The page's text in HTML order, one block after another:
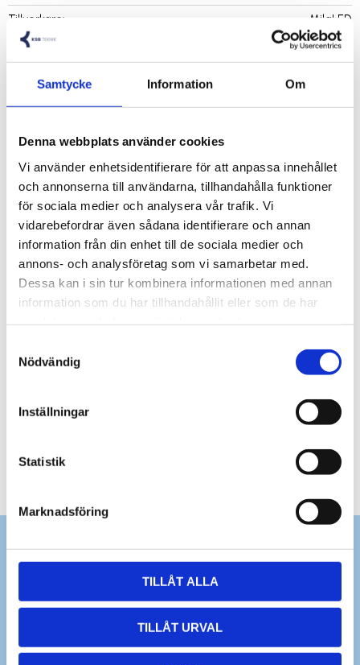
Samtycke Information Om
Denna webbplats använder cookies
Vi använder enhetsidentifierare för att anpassa innehållet
och annonserna till användarna, tillhandahålla funktioner
för sociala medier och analysera vår trafik. Vi
vidarebefordrar även sådana identifierare och annan
information från din enhet till de sociala medier och
annons- och analysföretag som vi samarbetar med.
Dessa kan i sin tur kombinera informationen med annan
information som du har tillhandahållit eller som de har
Nödvändig
Inställningar
Statistik
Marknadsföring
TILLÅT ALLA
TILLÅT URVAL
Tillverkare
MilaLED
Visa alla produkter från MilaLED
IP-Klass: 20
Effekt: 24W
Utspänning: 12V
Levereras exkl. anslutningssladd.